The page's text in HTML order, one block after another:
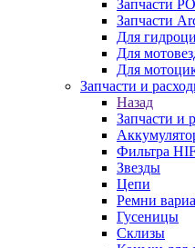
Запчасти
Запчасти
Для
Для
Для
Запчасти и
Назад
Запчасти и
Фильтра
Звезды
Цепи
Ремни
Гусеницы
Склизы